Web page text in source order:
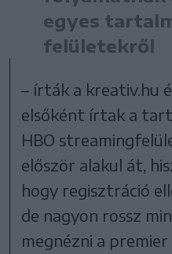
egyes
felületekről
– írták a kreativ.hu
elsőként írtak a
HBO
először alakul át,
hogy regisztráció
de nagyon rossz
megnézni a